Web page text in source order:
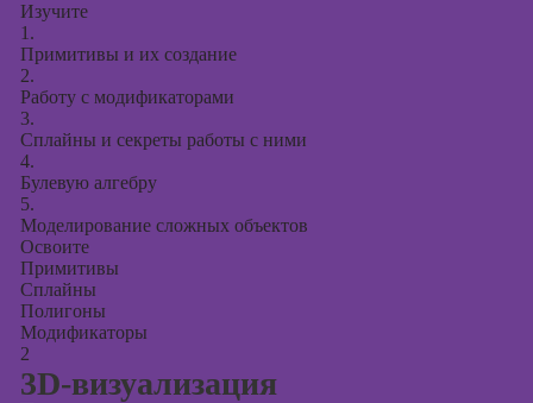
Изучите
1.
Примитивы и их создание
2.
Работу с модификаторами
3.
Сплайны и секреты работы с ними
4.
Булевую алгебру
5.
Моделирование сложных объектов
Освоите
Примитивы
Сплайны
Полигоны
Модификаторы
2
3D-визуализация